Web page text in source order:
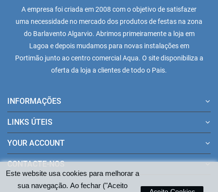
Este website usa cookies para melhorar a
sua navegação. Ao fechar ("Aceito
A empresa foi criada em 2008 com o objetivo de satisfazer
uma necessidade no mercado dos produtos de festas na zona
do Barlavento Algarvio. Abrimos primeiramente a loja em
Lagoa e depois mudamos para novas instalações em
Portimão junto ao centro comercial Aqua. O site disponibiliza a
oferta da loja a clientes de todo o Pais.
INFORMAÇÕES
LINKS ÚTEIS
YOUR ACCOUNT
CONTACTE-NOS